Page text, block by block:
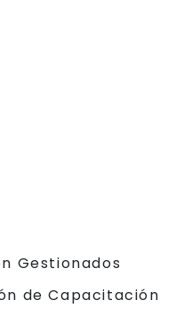
Gestionados
de Capacitación